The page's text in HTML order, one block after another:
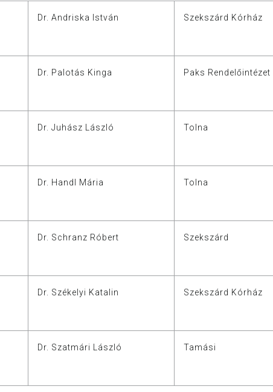
Dr. Andriska István Szekszárd Kórház
Dr. Palotás Kinga Paks Rendelőintézet
Dr. Juhász László Tolna
Dr. Handl Mária Tolna
Dr. Schranz Róbert Szekszárd
Dr. Székelyi Katalin Szekszárd Kórház
Dr. Szatmári László Tamási